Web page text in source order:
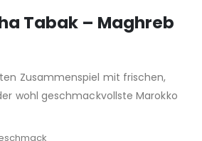
Tabak – Maghreb
Zusammenspiel mit frischen,
wohl geschmackvollste Marokko